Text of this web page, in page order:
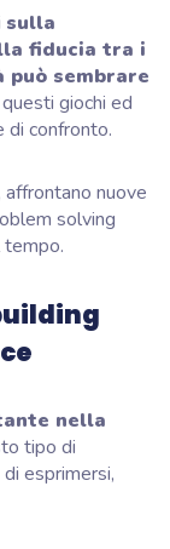
sulla
fiducia tra i
sembrare
giochi ed
di confronto.
nuove
solving
tempo.
nella
tipo di
esprimersi,